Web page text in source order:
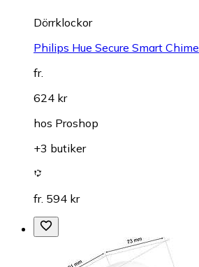
Dörrklockor
Philips Hue Secure Smart Chime
fr.
624 kr
hos Proshop
+3 butiker
fr. 594 kr